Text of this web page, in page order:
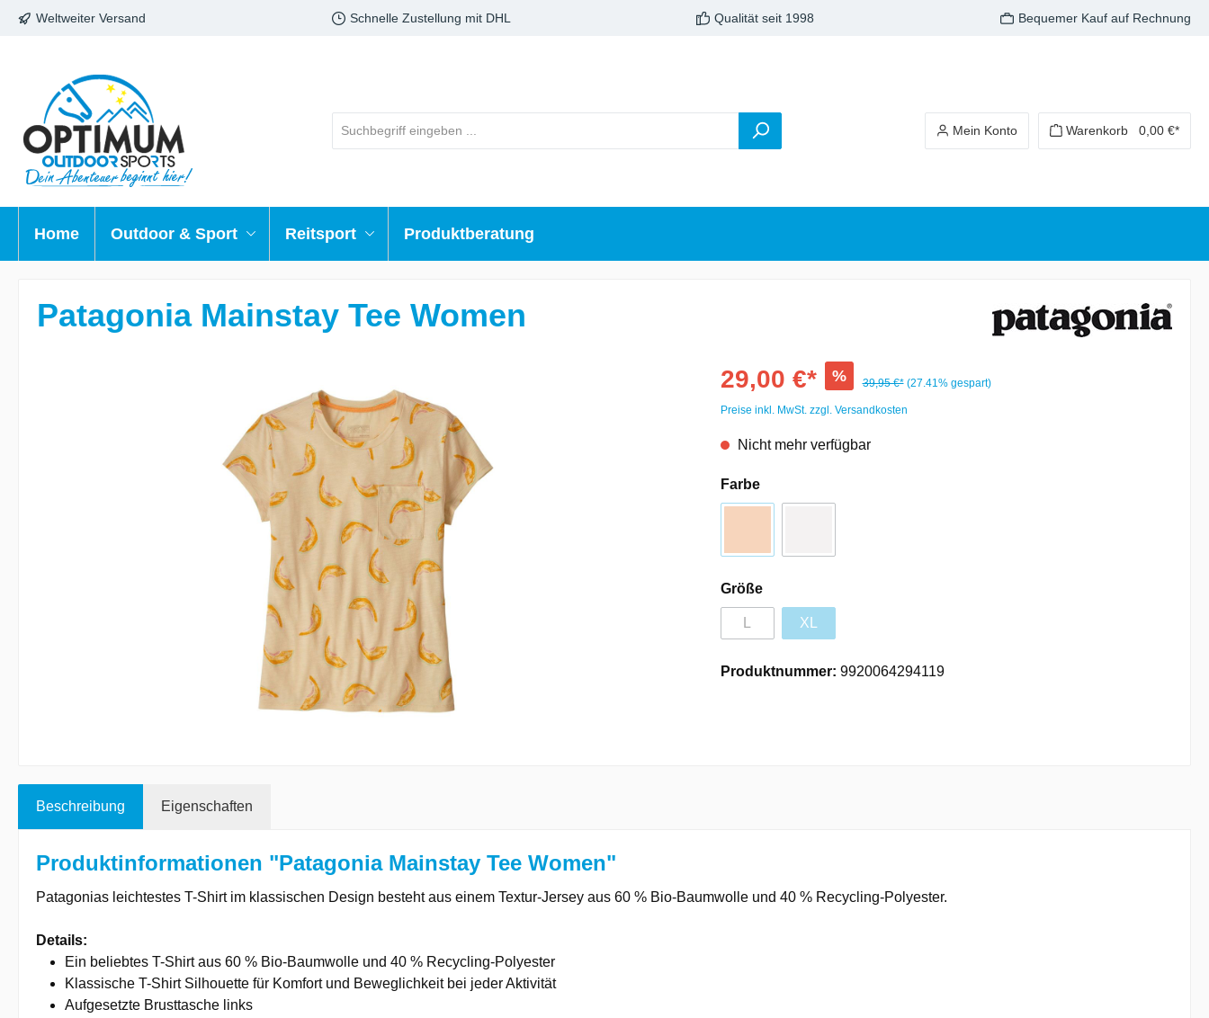
Weltweiter Versand Schnelle Zustellung mit DHL Qualität seit 1998 Bequemer Kauf auf Rechnung
Mein Konto Warenkorb 0,00 €*
Home Outdoor & Sport Reitsport Produktberatung
Patagonia Mainstay Tee Women
29,00 €* % 39,95 €* (27.41% gespart)
Preise inkl. MwSt. zzgl. Versandkosten
Nicht mehr verfügbar
Farbe
Größe
XL
Produktnummer: 9920064294119
Beschreibung Eigenschaften
Produktinformationen "Patagonia Mainstay Tee Women"
Patagonias leichtestes T-Shirt im klassischen Design besteht aus einem Textur-Jersey aus 60 % Bio-Baumwolle und 40 % Recycling-Polyester.
Details:
Ein beliebtes T-Shirt aus 60 % Bio-Baumwolle und 40 % Recycling-Polyester
Klassische T-Shirt Silhouette für Komfort und Beweglichkeit bei jeder Aktivität
Aufgesetzte Brusttasche links